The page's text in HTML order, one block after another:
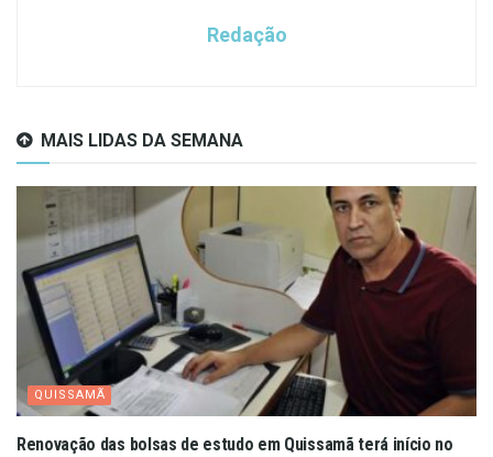
Redação
MAIS LIDAS DA SEMANA
QUISSAMÃ
Renovação das bolsas de estudo em Quissamã terá início no